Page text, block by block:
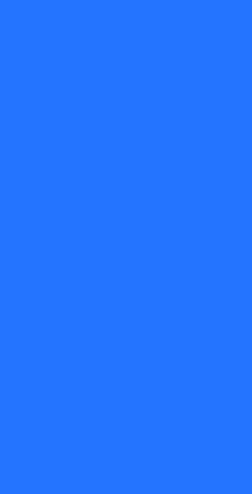
Es Hora
En Es Hora de
todo acerca de su
reality como
invierno.
de TV+, Canal 5